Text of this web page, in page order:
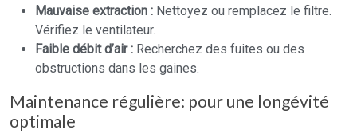
Mauvaise extraction : Nettoyez ou remplacez le filtre.
Vérifiez le ventilateur.
Faible débit d’air : Recherchez des fuites ou des
obstructions dans les gaines.
Maintenance régulière: pour une longévité
optimale